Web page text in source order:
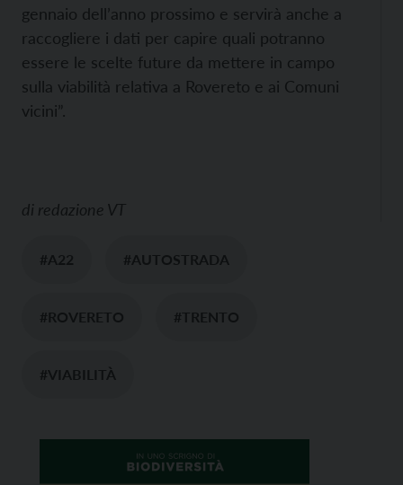
gennaio dell’anno prossimo e servirà anche a
raccogliere i dati per capire quali potranno
essere le scelte future da mettere in campo
sulla viabilità relativa a Rovereto e ai Comuni
vicini”.
di redazione VT
#A22 #AUTOSTRADA
#ROVERETO #TRENTO
#VIABILITÀ